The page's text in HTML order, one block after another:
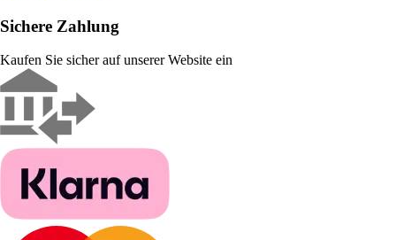
Sichere Zahlung
Kaufen Sie sicher auf unserer Website ein